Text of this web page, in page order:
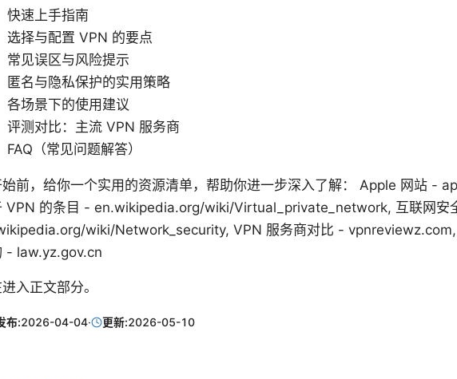
快速上手指南
选择与配置 VPN 的要点
常见误区与风险提示
匿名与隐私保护的实用策略
各场景下的使用建议
评测对比：主流 VPN 服务商
FAQ（常见问题解答）
前，给你一个实用的资源清单，帮助你进一步深入了解： Apple 网站 -
VPN 的条目 - en.wikipedia.org/wiki/Virtual_private_network, 互联网安
wiki/Network_security, VPN 服务商对比 - vpnreviewz.com,
- law.yz.gov.cn
入正文部分。
布:2026-04-04· 更新:2026-05-10